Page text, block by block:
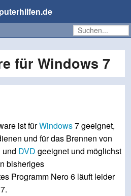
für Windows 7
ist fürWindows7 geeignet,
und für das Brennen von
und DVD geeignet und möglichst
bisheriges
Programm Nero 6 läuft leider
7.